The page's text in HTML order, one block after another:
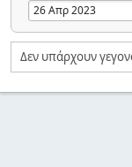
Δεν υπάρχουν